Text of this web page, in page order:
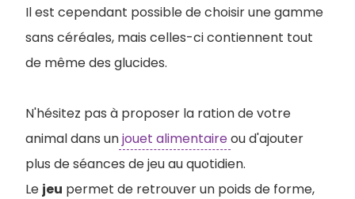
Il est cependant possible de choisir une gamme
sans céréales, mais celles-ci contiennent tout
de même des glucides.
N'hésitez pas à proposer la ration de votre
animal dans unjouet alimentaireou d'ajouter
plus de séances de jeu au quotidien.
Le jeu permet de retrouver un poids de forme,